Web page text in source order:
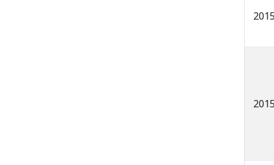
2015
2015